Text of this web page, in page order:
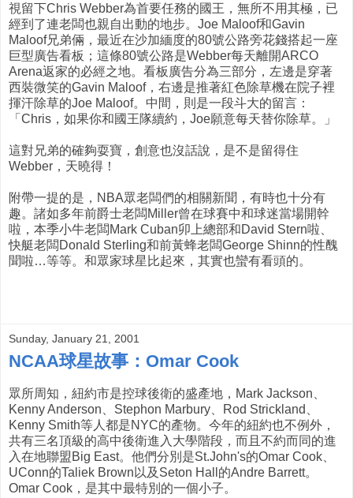
視留下Chris Webber為首要任務的國王，無所不用其極，已
經到了連老闆也親自出動的地步。Joe Maloof和Gavin
Maloof兄弟倆，最近在沙加緬度的80號公路旁花錢搭起一座
巨型廣告看板；這條80號公路是Webber每天離開ARCO
Arena返家的必經之地。看板廣告分為三部分，左邊是穿著
西裝微笑的Gavin Maloof，右邊是推著紅色除草機在院子裡
揮汗除草的Joe Maloof。中間，則是一段斗大的留言：
「Chris，如果你和國王隊續約，Joe願意每天替你除草。」
這對兄弟的確夠耍寶，創意也沒話說，是不是留得住
Webber，天曉得！
附帶一提的是，NBA眾老闆們的相關新聞，有時也十分有
趣。諸如多年前爵士老闆Miller曾在球賽中和球迷當場開幹
啦，本季小牛老闆Mark Cuban卯上總部和David Stern啦、
快艇老闆Donald Sterling和前黃蜂老闆George Shinn的性醜
聞啦…等等。和眾家球星比起來，其實也蠻有看頭的。
Sunday, January 21, 2001
NCAA球星故事：Omar Cook
眾所周知，紐約市是控球後衛的盛產地，Mark Jackson、
Kenny Anderson、Stephon Marbury、Rod Strickland、
Kenny Smith等人都是NYC的產物。今年的紐約也不例外，
共有三名頂級的高中後衛進入大學階段，而且不約而同的進
入在地聯盟Big East。他們分別是St.John's的Omar Cook、
UConn的Taliek Brown以及Seton Hall的Andre Barrett。
Omar Cook，是其中最特別的一個小子。